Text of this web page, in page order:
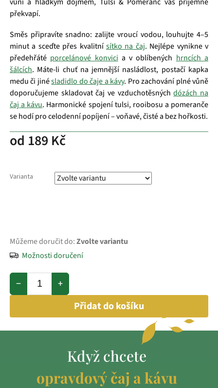
od 189 Kč
Varianta
Můžeme doručit do:Zvolte variantu
Možnosti doručení
+
−
Přidat do košíku
překvapí.
Směs připravíte snadno: zalijte vroucí vodou, louhujte 4–5
minut a sceďte přes kvalitní sítko na čaj. Nejlépe vynikne v
předehřáté porcelánové konvici a v oblíbených hrncích a
šálcích. Máte‑li chuť na jemnější nasládlost, postačí kapka
medu či jinésladidlo do čaje a kávy. Pro zachování plné vůně
doporučujeme skladovat čaj ve vzduchotěsnýchdózách na
čaj a kávu. Harmonické spojení tulsi, rooibosu a pomeranče
se hodí pro celodenní popíjení – voňavé, čisté a bez hořkosti.
Když chcete
opravdový čaj a kávu